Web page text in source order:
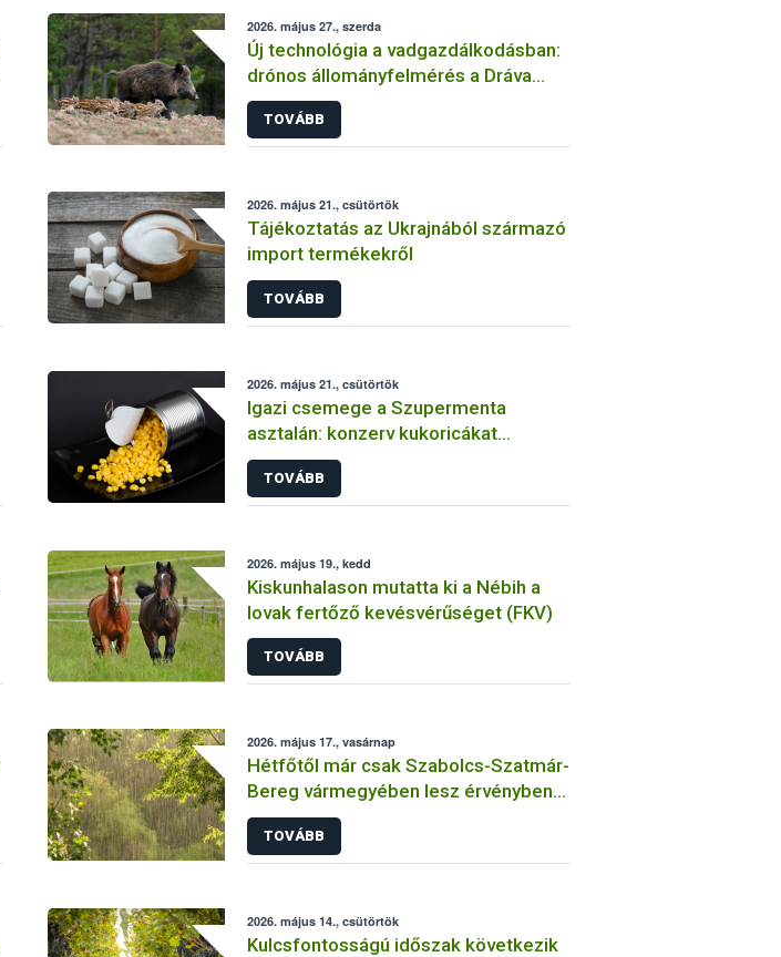
2026. május 27., szerda
Új technológia a vadgazdálkodásban:
drónos állományfelmérés a Dráva
térségében
TOVÁBB
2026. május 21., csütörtök
Tájékoztatás az Ukrajnából származó
import termékekről
TOVÁBB
2026. május 21., csütörtök
Igazi csemege a Szupermenta
asztalán: konzerv kukoricákat
ellenőrzött a Nébih
TOVÁBB
2026. május 19., kedd
Kiskunhalason mutatta ki a Nébih a
lovak fertőző kevésvérűséget (FKV)
TOVÁBB
2026. május 17., vasárnap
Hétfőtől már csak Szabolcs-Szatmár-
Bereg vármegyében lesz érvényben
tűzgyújtási tilalom
TOVÁBB
2026. május 14., csütörtök
Kulcsfontosságú időszak következik